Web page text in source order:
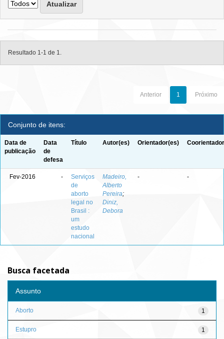
Resultado 1-1 de 1.
Anterior 1 Próximo
Conjunto de itens:
Data de
publicação
Data
de
defesa
Título Autor(es) Orientador(es)
Fev-2016 -
Serviços
de
aborto
legal no
Brasil :
um
estudo
nacional
Madeiro,
Alberto
Pereira;
Diniz,
Debora
- -
Busca facetada
Assunto
1
Aborto
1
Estupro